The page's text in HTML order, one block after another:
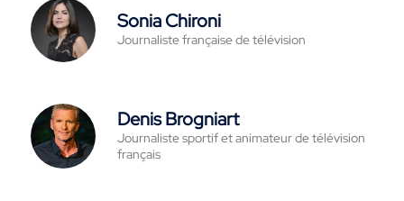
Sonia Chironi
Journaliste française de télévision
Denis Brogniart
Journaliste sportif et animateur de télévision
français